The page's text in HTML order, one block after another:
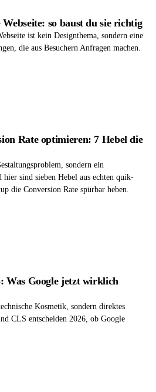
so baust du sie richtig
ist kein Designthema, sondern eine
die aus Besuchern Anfragen machen.
Rate optimieren: 7 Hebel die
sondern ein
sind sieben Hebel aus echten quik-
die Conversion Rate spürbar heben.
Was Google jetzt wirklich
Kosmetik, sondern direktes
CLS entscheiden 2026, ob Google